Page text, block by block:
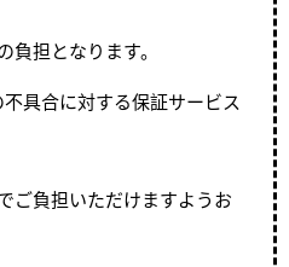
負担となります。
具合に対する保証サービス
ご負担いただけますようお